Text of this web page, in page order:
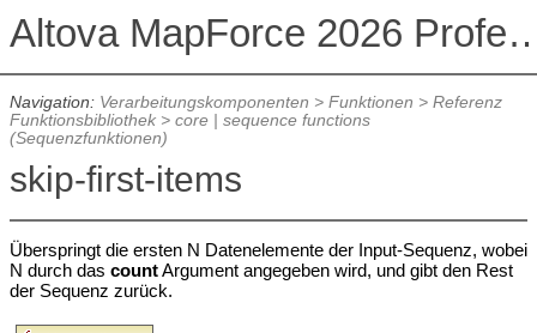
Altova MapForce
Navigation: Verarbeitungskomponenten > Funktionen > Referenz
Funktionsbibliothek> core | sequence functions
(Sequenzfunktionen)
skip-first-items
Überspringt die ersten N Datenelemente der Input-Sequenz, wobei
N durch das countArgument angegeben wird, und gibt den Rest
der Sequenz zurück.